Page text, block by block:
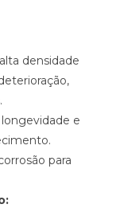
densidade
e
para